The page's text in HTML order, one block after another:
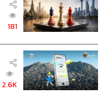
181
2.6K